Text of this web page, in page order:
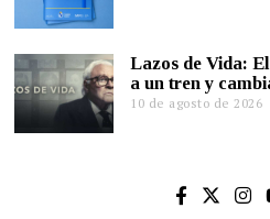
Lazos de Vida:
a un tren y
10 de agosto de 2026